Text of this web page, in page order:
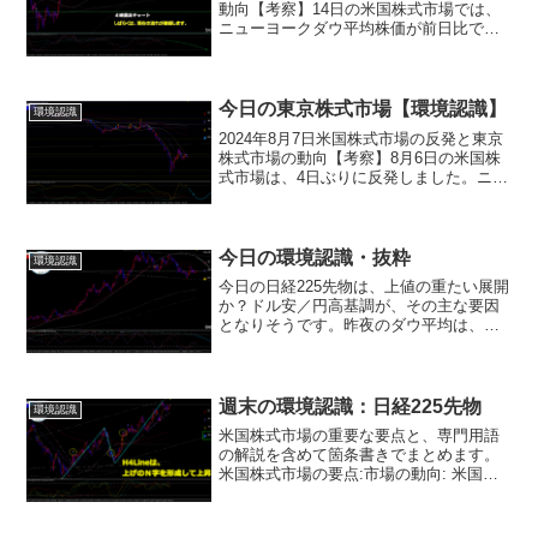
動向【考察】14日の米国株式市場では、
ニューヨークダウ平均株価が前日比で
環境認識 今日の東京株式市場【環境認識】
2024年8月7日米国株式市場の反発と東京
株式市場の動向【考察】8月6日の米国株
式市場は、4日ぶりに反発しました。ニュ
た...
環境認識 今日の環境認識・抜粋
今日の日経225先物は、上値の重たい展開
か？ドル安／円高基調が、その主な要因
となりそうです。昨夜のダウ平均は、
環境認識 週末の環境認識：日経225先物
米国株式市場の重要な要点と、専門用語
の解説を含めて箇条書きでまとめます。
米国株式市場の要点:市場の動向: 米国株